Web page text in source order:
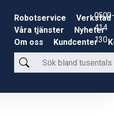
Robotservice
Verkstad
Våra tjänster
Nyheter
Om oss
Kundcenter
Sök
bland
produkter
0500-
414
130